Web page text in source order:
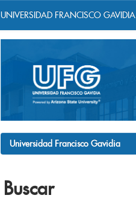
UNIVERSIDAD FRANCISCO GAVIDIA
Universidad Francisco Gavidia
Buscar